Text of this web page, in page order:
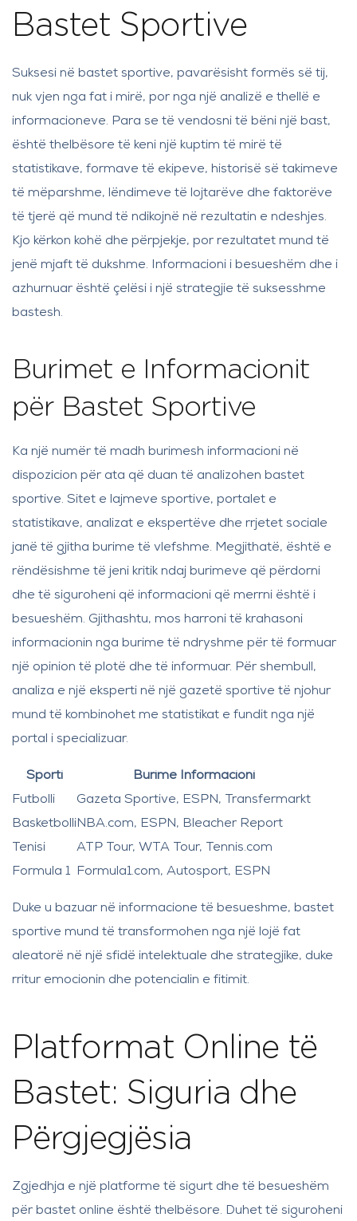
Bastet Sportive
Suksesi në bastet sportive, pavarësisht formës së tij,
nuk vjen nga fat i mirë, por nga një analizë e thellë e
informacioneve. Para se të vendosni të bëni një bast,
është thelbësore të keni një kuptim të mirë të
statistikave, formave të ekipeve, historisë së takimeve
të mëparshme, lëndimeve të lojtarëve dhe faktorëve
të tjerë që mund të ndikojnë në rezultatin e ndeshjes.
Kjo kërkon kohë dhe përpjekje, por rezultatet mund të
jenë mjaft të dukshme. Informacioni i besueshëm dhe i
azhurnuar është çelësi i një strategjie të suksesshme
bastesh.
Burimet e Informacionit
për Bastet Sportive
Ka një numër të madh burimesh informacioni në
dispozicion për ata që duan të analizohen bastet
sportive. Sitet e lajmeve sportive, portalet e
statistikave, analizat e ekspertëve dhe rrjetet sociale
janë të gjitha burime të vlefshme. Megjithatë, është e
rëndësishme të jeni kritik ndaj burimeve që përdorni
dhe të siguroheni që informacioni që merrni është i
besueshëm. Gjithashtu, mos harroni të krahasoni
informacionin nga burime të ndryshme për të formuar
një opinion të plotë dhe të informuar. Për shembull,
analiza e një eksperti në një gazetë sportive të njohur
mund të kombinohet me statistikat e fundit nga një
portal i specializuar.
Sporti
Burime Informacioni
Futbolli
Gazeta Sportive, ESPN, Transfermarkt
BasketbolliNBA.com, ESPN, Bleacher Report
Tenisi
ATP Tour, WTA Tour, Tennis.com
Formula 1 Formula1.com, Autosport, ESPN
Duke u bazuar në informacione të besueshme, bastet
sportive mund të transformohen nga një lojë fat
aleatorë në një sfidë intelektuale dhe strategjike, duke
rritur emocionin dhe potencialin e fitimit.
Platformat Online të
Bastet: Siguria dhe
Përgjegjësia
Zgjedhja e një platforme të sigurt dhe të besueshëm
për bastet online është thelbësore. Duhet të siguroheni